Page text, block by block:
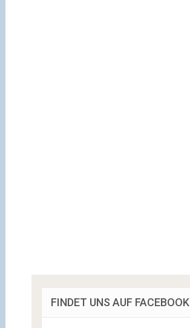
FINDET UNS AUF FACEBOOK